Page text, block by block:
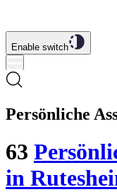
Enable switch
Persönliche
63
in